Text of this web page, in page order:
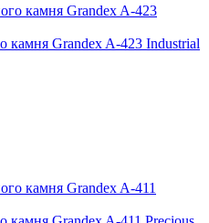
камня Grandex A-423 Industrial